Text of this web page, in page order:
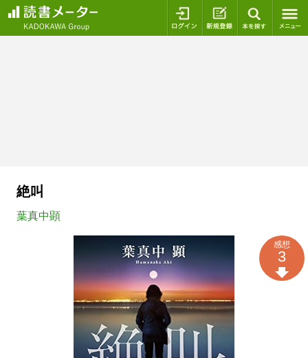
ログイン 新規登録
絶叫
葉真中顕
感想
3